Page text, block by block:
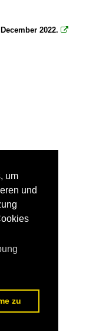
2022. 
um
und
zu